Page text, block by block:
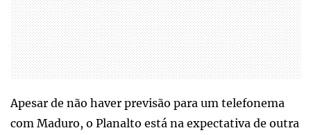
Apesar de não haver previsão para um telefonema
com Maduro, o Planalto está na expectativa de outra